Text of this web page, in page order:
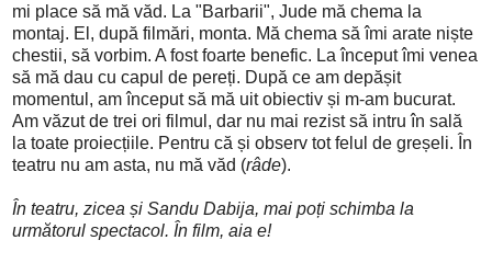
mi place să mă văd. La "Barbarii", Jude mă chema la
montaj. El, după filmări, monta. Mă chema să îmi arate niște
chestii, să vorbim. A fost foarte benefic. La început îmi venea
să mă dau cu capul de pereți. După ce am depășit
momentul, am început să mă uit obiectiv și m-am bucurat.
Am văzut de trei ori filmul, dar nu mai rezist să intru în sală
la toate proiecțiile. Pentru că și observ tot felul de greșeli. În
teatru nu am asta, nu mă văd (râde).
În teatru, zicea și Sandu Dabija, mai poți schimba la
următorul spectacol. În film, aia e!